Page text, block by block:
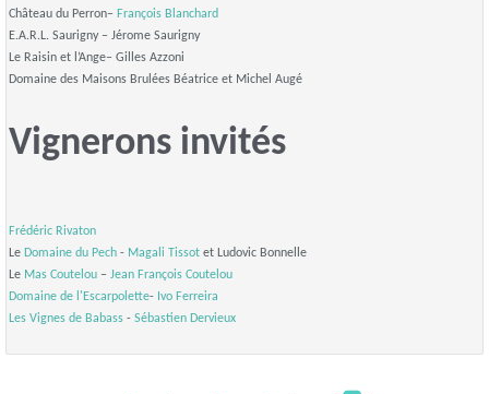
Château du Perron– François Blanchard
E.A.R.L. Saurigny – Jérome Saurigny
Le Raisin et l’Ange– Gilles Azzoni
Domaine des Maisons Brulées Béatrice et Michel Augé
Vignerons invités
Frédéric Rivaton
Le Domaine du Pech - Magali Tissot et Ludovic Bonnelle
Le Mas Coutelou – Jean François Coutelou
Domaine de l'Escarpolette- Ivo Ferreira
Les Vignes de Babass - Sébastien Dervieux